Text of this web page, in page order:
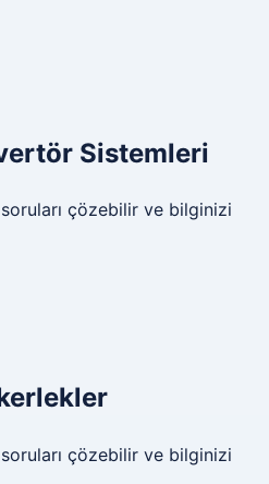
Sistemleri
çözebilir ve bilginizi
çözebilir ve bilginizi